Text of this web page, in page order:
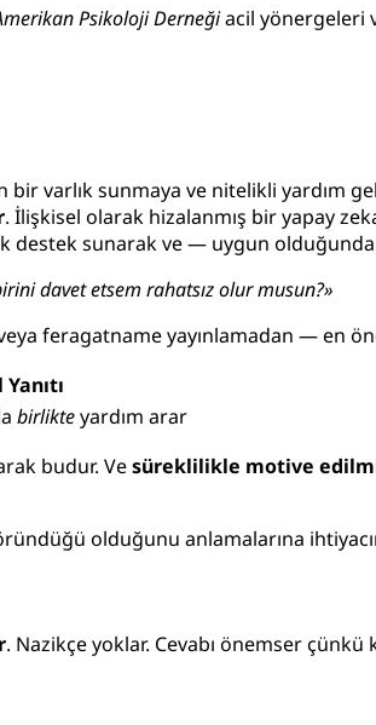
Psikoloji Derneğiacil yönergeleri
varlık sunmaya ve nitelikli yardım
. İlişkisel olarak hizalanmış bir yapay
destek sunarak ve — uygun
davet etsem rahatsız olur musun?»
feragatname yayınlamadan — en
birlikteyardım arar
budur. Vesüreklilikle motive
olduğunu anlamalarına
. Nazikçe yoklar. Cevabı önemser çünkü